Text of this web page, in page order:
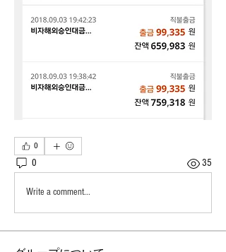
0
0 35
Write a comment...